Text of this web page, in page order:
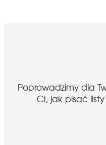
Poprowadzimy dla
Ci, jak pisać